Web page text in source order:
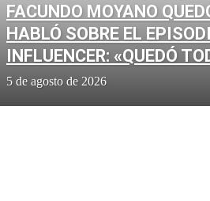
FACUNDO MOYANO
HABLÓ SOBRE EL
INFLUENCER: «QUEDÓ
5 de agosto de 2026